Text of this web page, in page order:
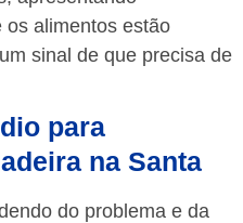
os alimentos estão
sinal de que precisa de
para
na Santa
do problema e da